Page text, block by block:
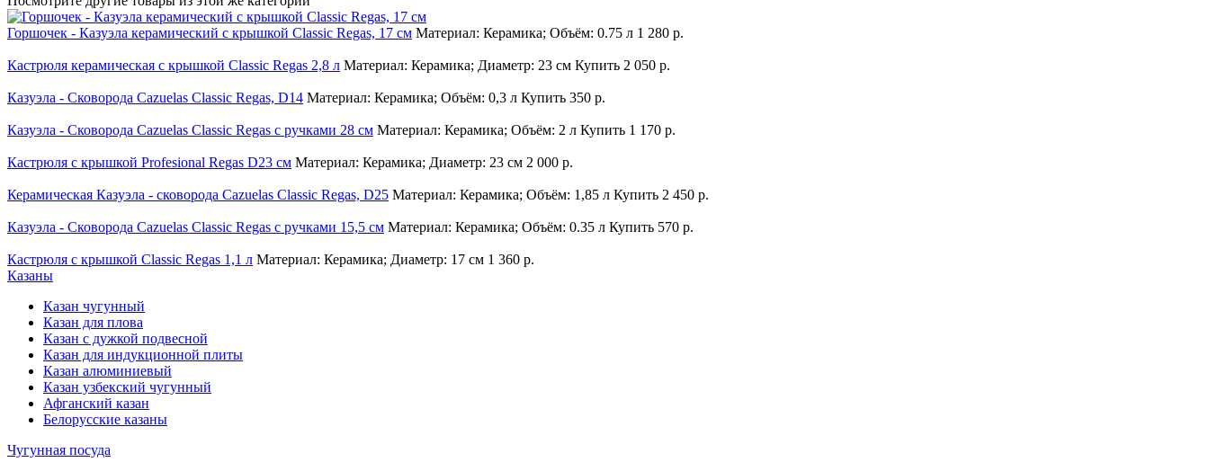
Горшочек - Казуэла керамический с крышкой Classic Regas, 17 см Материал: Керамика; Объём: 0.75 л 1 280 р.
Кастрюля керамическая с крышкой Classic Regas 2,8 л Материал: Керамика; Диаметр: 23 см Купить 2 050 р.
Казуэла - Сковорода Cazuelas Classic Regas, D14 Материал: Керамика; Объём: 0,3 л Купить 350 р.
Казуэла - Сковорода Cazuelas Classic Regas с ручками 28 см Материал: Керамика; Объём: 2 л Купить 1 170 р.
Кастрюля с крышкой Profesional Regas D23 см Материал: Керамика; Диаметр: 23 см 2 000 р.
Керамическая Казуэла - сковорода Cazuelas Classic Regas, D25 Материал: Керамика; Объём: 1,85 л Купить 2 450 р.
Казуэла - Сковорода Cazuelas Classic Regas с ручками 15,5 см Материал: Керамика; Объём: 0.35 л Купить 570 р.
Кастрюля с крышкой Classic Regas 1,1 л Материал: Керамика; Диаметр: 17 см 1 360 р.
Казаны
Казан чугунный
Казан для плова
Казан с дужкой подвесной
Казан для индукционной плиты
Казан алюминиевый
Казан узбекский чугунный
Афганский казан
Белорусские казаны
Чугунная посуда